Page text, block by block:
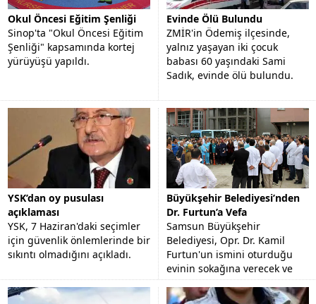
Okul Öncesi Eğitim Şenliği
Sinop'ta "Okul Öncesi Eğitim
Şenliği" kapsamında kortej
yürüyüşü yapıldı.
Evinde Ölü Bulundu
ZMİR'in Ödemiş ilçesinde,
yalnız yaşayan iki çocuk
babası 60 yaşındaki Sami
Sadık, evinde ölü bulundu.
YSK’dan oy pusulası
açıklaması
YSK, 7 Haziran'daki seçimler
için güvenlik önlemlerinde bir
sıkıntı olmadığını açıkladı.
Büyükşehir Belediyesi’nden
Dr. Furtun’a Vefa
Samsun Büyükşehir
Belediyesi, Opr. Dr. Kamil
Furtun'un ismini oturduğu
evinin sokağına verecek ve
görev yaptığı hastanenin
bahçesine büstünü yapacak.